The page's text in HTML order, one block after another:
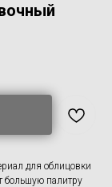
для облицовки
большую палитру